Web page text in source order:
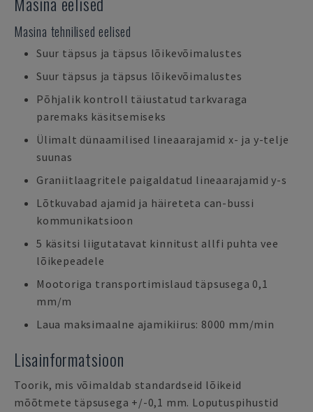
Masina tehnilised eelised
Suur täpsus ja täpsus lõikevõimalustes
Suur täpsus ja täpsus lõikevõimalustes
Põhjalik kontroll täiustatud tarkvaraga
paremaks käsitsemiseks
Ülimalt dünaamilised lineaarajamid x- ja y-telje
suunas
Graniitlaagritele paigaldatud lineaarajamid y-s
Lõtkuvabad ajamid ja häireteta can-bussi
kommunikatsioon
5 käsitsi liigutatavat kinnitust allfi puhta vee
lõikepeadele
Mootoriga transportimislaud täpsusega 0,1
mm/m
Laua maksimaalne ajamikiirus: 8000 mm/min
Lisainformatsioon
Toorik, mis võimaldab standardseid lõikeid
mõõtmete täpsusega +/-0,1 mm. Loputuspihustid